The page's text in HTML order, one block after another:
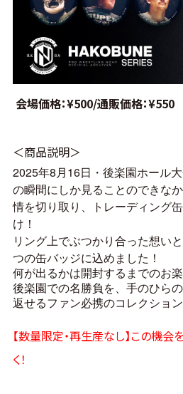
会場価格：¥500/通販価格：¥550
＜商品説明＞
2025年8月16日・後楽園ホール
の瞬間にしか見ることのできな
情を切り取り、トレーディング
け！
リング上でぶつかり合った想い
つの缶バッジに込めました！
何が出るかは開封するまでのお楽
後楽園での名勝負を、手のひら
返せるファン必携のコレクション
【数量限定・再生産なし】この機
く！